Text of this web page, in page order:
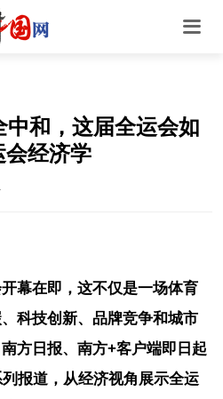
和，这届全运会如
会经济学
幕在即，这不仅是一场体育
科技创新、品牌竞争和城市
方日报、南方+客户端即日起
报道，从经济视角展示全运